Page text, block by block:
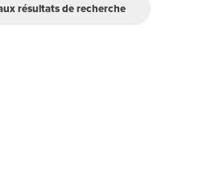
résultats de recherche